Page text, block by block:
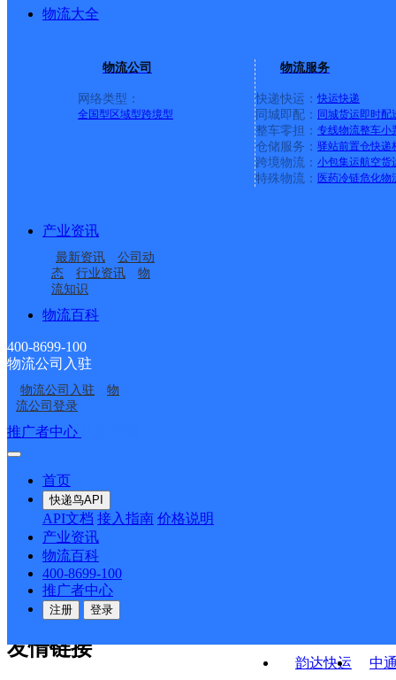
物流大全
物流公司
网络类型：
全国型 区域型跨境型
物流服务
快递快运： 快运快递
同城即配： 同城货运即时配
整车零担： 专线物流整车小
仓储服务： 驿站前置仓快递
跨境物流： 小包集运航空货
特殊物流： 医药冷链危化物
产业资讯
最新资讯
公司动
态
行业资讯
物
流知识
物流百科
400-8699-100
物流公司入驻
物流公司入驻
物
流公司登录
推广者中心
首页
快递鸟API
API文档 接入指南 价格说明
产业资讯
物流百科
400-8699-100
推广者中心
注册 登录
德钦县佛山乡合作点
ID15664
德钦县佛山乡合作点
ID15664
德钦县奔子栏镇合作点
ID15665
拖顶邮政所
佛山邮政所
燕门乡邮政所
韵达快运
中
接口API
API接口 DEMO下载
关于我们
公司介绍 企业动态
合作伙伴 快递鸟接口服务协议
户隐私政策
友情链接